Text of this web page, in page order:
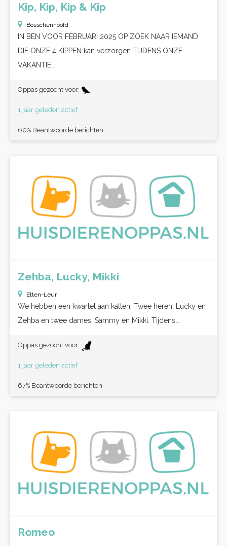
Kip, Kip, Kip & Kip
Bosschenhoofd
IN BEN VOOR FEBRUARI 2025 OP ZOEK NAAR IEMAND
DIE ONZE 4 KIPPEN kan verzorgen TIJDENS ONZE
VAKANTIE...
Oppas gezocht voor:
1 jaar geleden actief
60% Beantwoorde berichten
Zehba, Lucky, Mikki
Etten-Leur
We hebben een kwartet aan katten. Twee heren, Lucky en
Zehba en twee dames, Sammy en Mikki. Tijdens...
Oppas gezocht voor:
1 jaar geleden actief
67% Beantwoorde berichten
Romeo